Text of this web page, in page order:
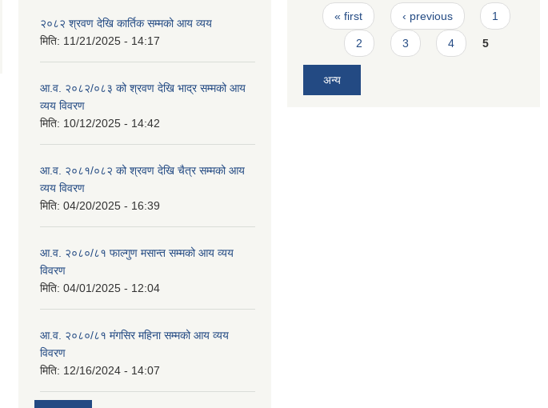
२०८२ श्रवण देखि कार्तिक सम्मको आय व्यय
मिति: 11/21/2025 - 14:17
आ.व. २०८२/०८३ को श्रवण देखि भाद्र सम्मको आय
व्यय विवरण
मिति: 10/12/2025 - 14:42
आ.व. २०८१/०८२ को श्रवण देखि चैत्र सम्मको आय
व्यय विवरण
मिति: 04/20/2025 - 16:39
आ.व. २०८०/८१ फाल्गुण मसान्त सम्मको आय व्यय
विवरण
मिति: 04/01/2025 - 12:04
आ.व. २०८०/८१ मंगसिर महिना सम्मको आय व्यय
विवरण
मिति: 12/16/2024 - 14:07
Pages
« first ‹ previous 1
2 3 4 5
अन्य